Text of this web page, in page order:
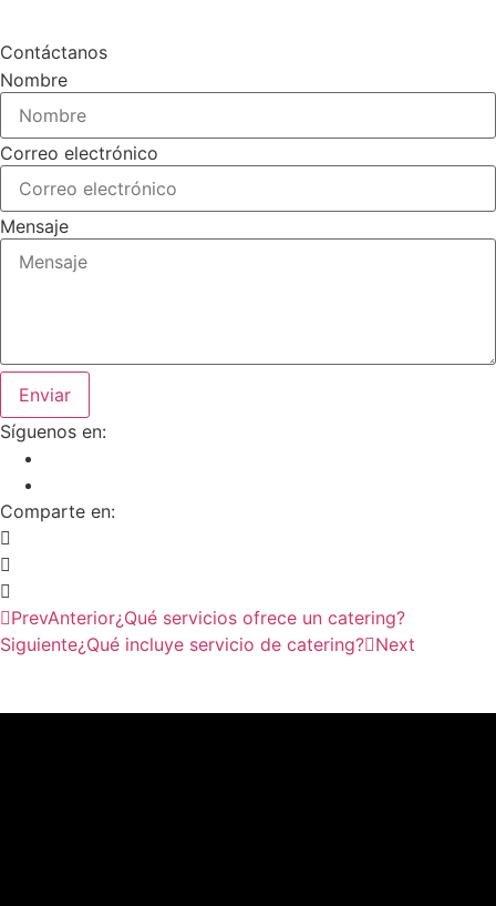
Contáctanos
Nombre
Correo electrónico
Mensaje
Enviar
Síguenos en:
Comparte en:
PrevAnterior¿Qué servicios ofrece un catering?
Siguiente¿Qué incluye servicio de catering? Next